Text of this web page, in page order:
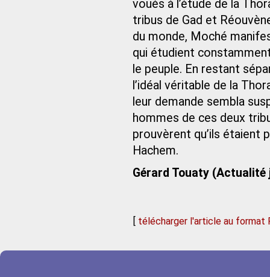
voués à l’étude de la
tribus de Gad et
du monde, Moché
qui étudient
le peuple. En restant
l’idéal véritable de la
leur demande sembla
hommes de ces deux
prouvèrent qu’ils étaient
Hachem.
Gérard Touaty (Actualité
[ télécharger l'article au format